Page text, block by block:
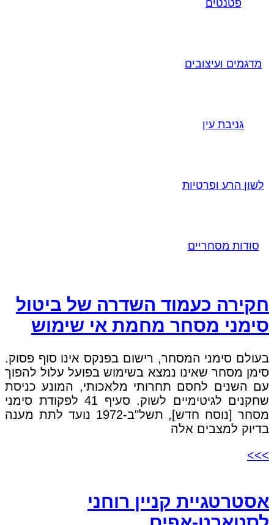
פטנטים
מדגמים ועיצובים
גניבת עין
לשון הרע ופרטיות
סודות מסחריים
חקירה כעמוד השדרה של ביטול
סימני מסחר מחמת אי שימוש
בעולם סימני המסחר, רישום בפנקס אינו סוף פסוק.
סימן מסחר שאינו נמצא בשימוש בפועל עלול להפוך
עם השנים לחסם תחרותי מלאכותי, המונע כניסת
שחקנים לגיטימיים לשוק. סעיף 41 לפקודת סימני
מסחר [נוסח חדש], תשל"ב-1972 נועד לתת מענה
בדיוק למצבים אלה
>>>
אסטרטגיית קניין רוחני